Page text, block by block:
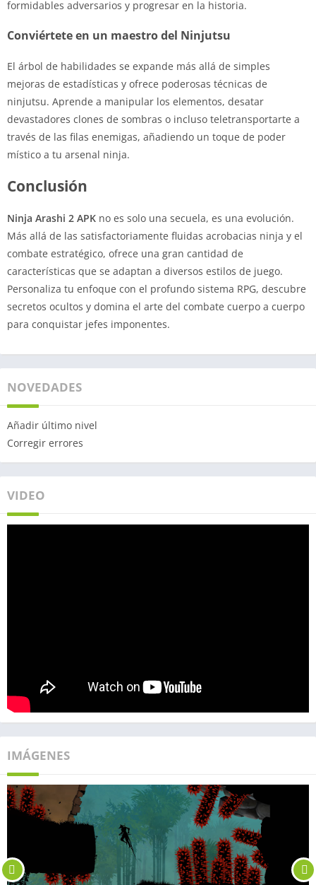
formidables adversarios y progresar en la historia.
Conviértete en un maestro del Ninjutsu
El árbol de habilidades se expande más allá de simples
mejoras de estadísticas y ofrece poderosas técnicas de
ninjutsu. Aprende a manipular los elementos, desatar
devastadores clones de sombras o incluso teletransportarte a
través de las filas enemigas, añadiendo un toque de poder
místico a tu arsenal ninja.
Conclusión
Ninja Arashi 2 APK no es solo una secuela, es una evolución.
Más allá de las satisfactoriamente fluidas acrobacias ninja y el
combate estratégico, ofrece una gran cantidad de
características que se adaptan a diversos estilos de juego.
Personaliza tu enfoque con el profundo sistema RPG, descubre
secretos ocultos y domina el arte del combate cuerpo a cuerpo
para conquistar jefes imponentes.
NOVEDADES
Añadir último nivel
Corregir errores
VIDEO
IMÁGENES